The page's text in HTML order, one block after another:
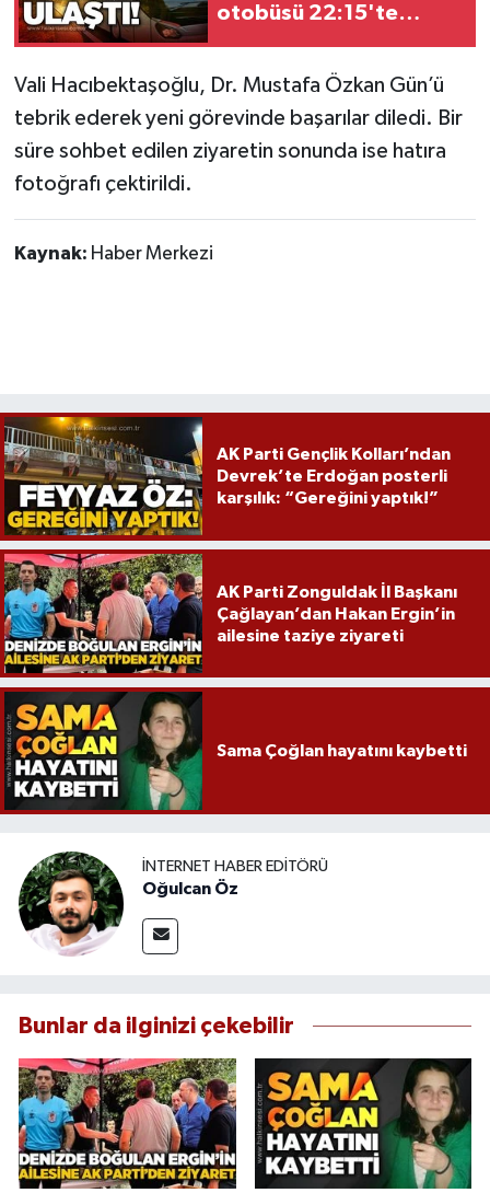
otobüsü 22:15'te
Vali Hacıbektaşoğlu, Dr. Mustafa Özkan Gün’ü
tebrik ederek yeni görevinde başarılar diledi. Bir
süre sohbet edilen ziyaretin sonunda ise hatıra
fotoğrafı çektirildi.
Kaynak: Haber Merkezi
AK Parti Gençlik Kolları’ndan
Devrek’te Erdoğan posterli
karşılık: “Gereğini yaptık!”
AK Parti Zonguldak İl Başkanı
Çağlayan’dan Hakan Ergin’in
ailesine taziye ziyareti
Sama Çoğlan hayatını kaybetti
İNTERNET HABER EDITÖRÜ
Oğulcan Öz
Bunlar da ilginizi çekebilir
İş ilanı
Kilimli
MAGAZİN
Sağlık
SİYASET
Spor
Ulusal
Yaşam